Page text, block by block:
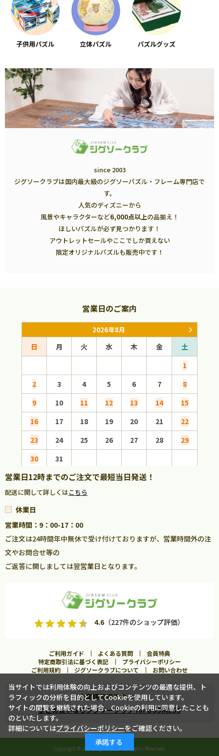
カートに入れる
この商品に合うフレームを見る
子供用パズル 立体パズル パズルグッズ
since 2003
ジグソークラブは国内最大級のジグソーパズル・フレーム専門店で
す。
人気のディズニーから
風景やキャラクターなど6,000点以上の品揃え！
ほしいパズルが必ず見つかります！
アウトレットセールやここでしか買えない
限定オリジナルパズルも販売中です！
営業日のご案内
2026年8月
日 月 火 水 木 金
土
1
2
3 4 5 6 7
8
9
10 11 12 13 14
15
16
17 18 19 20 21
22
23
24 25 26 27 28
29
30
31
営業日12時までのご注文で最短当日発送！
配送に関して詳しくはこちら
休業日
営業時間：9：00-17：00
ご注文は24時間年中無休で受け付けておりますが、営業時間外の注
文やお問合せ等の
ご返答に関しましては翌営業日となります。
4.6（227件のショップ評価）
ご利用ガイド よくある質問
会員特典
特定商取引法に基づく表記
プライバシーポリシー
ご利用規約
ジグソークラブについて お問い合わせ
企業購買担当の方へ
まとめ買いならジグソークラブ for BUSINESS
Copyright © 2026 Jigsawclub. All Rights Reserved.
当サイトでは利用体験の向上およびコンテンツの最適な提供、ト
ラフィックの分析を目的としてCookieを使用しています。
サイトの閲覧を継続された場合、Cookieの利用に同意したことも
のといたします。
詳細についてはプライバシーポリシーをご確認ください。
承諾する